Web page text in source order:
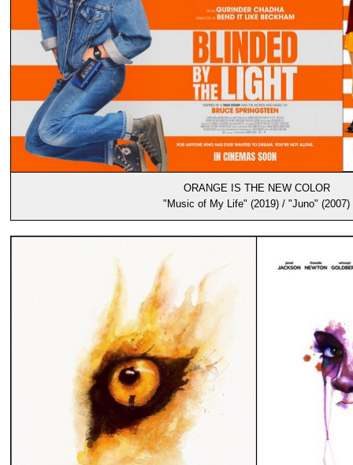
ORANGE IS THE NEW COLOR
"Music of My Life" (2019) / "Juno" (2007)